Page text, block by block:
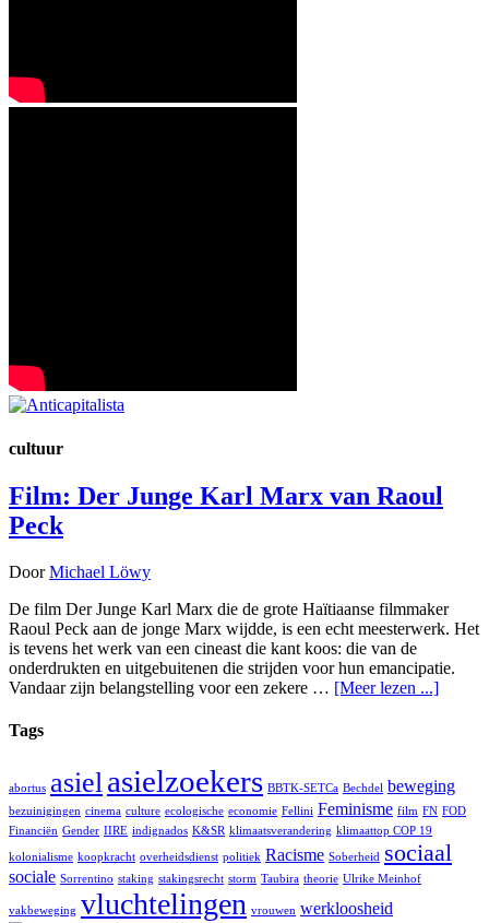
cultuur
Film: Der Junge Karl Marx van Raoul
Peck
DoorMichael Löwy
De film Der Junge Karl Marx die de grote Haïtiaanse filmmaker
Raoul Peck aan de jonge Marx wijdde, is een echt meesterwerk. Het
is tevens het werk van een cineast die kant koos: die van de
onderdrukten en uitgebuitenen die strijden voor hun emancipatie.
Vandaar zijn belangstelling voor een zekere … [Meer lezen ...]
Tags
abortus asielasielzoekers BBTK-SETCa Bechdel beweging
bezuinigingen cinema culture ecologische economie Fellini Feminisme film FN FOD
Financiën Gender IIRE indignados K&SR klimaatsverandering klimaattop COP 19
kolonialisme koopkracht overheidsdienst politiek Racisme Soberheid sociaal
sociale Sorrentino staking stakingsrecht storm Taubira theorie Ulrike Meinhof
vakbeweging vluchtelingen vrouwen werkloosheid